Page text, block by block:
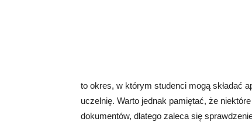
to okres, w którym studenci mogą składać
uczelnię. Warto jednak pamiętać, że
dokumentów, dlatego zaleca się